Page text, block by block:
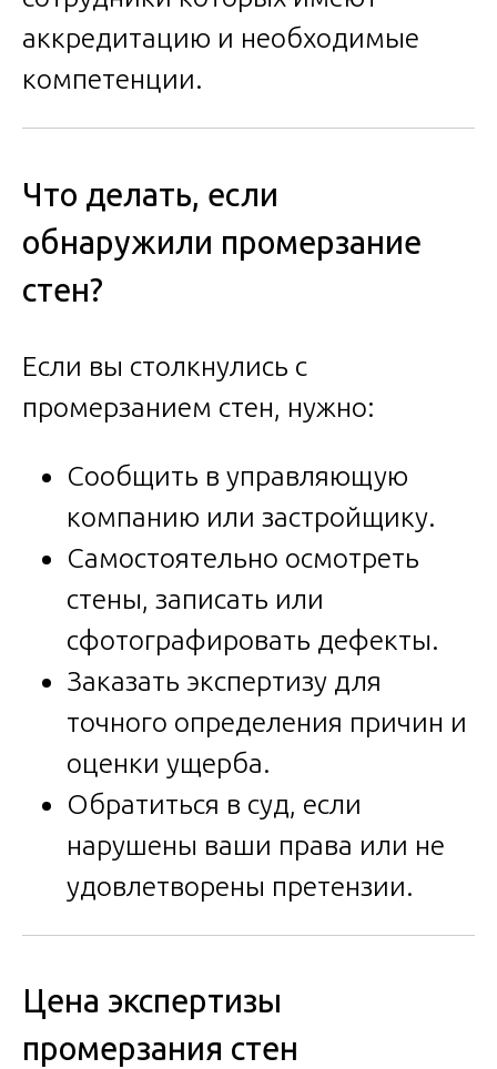
аккредитацию и необходимые
компетенции.
Что делать, если
обнаружили промерзание
стен?
Если вы столкнулись с
промерзанием стен, нужно:
Сообщить в управляющую
компанию или застройщику.
Самостоятельно осмотреть
стены, записать или
сфотографировать дефекты.
Заказать экспертизу для
точного определения причин и
оценки ущерба.
Обратиться в суд, если
нарушены ваши права или не
удовлетворены претензии.
Цена экспертизы
промерзания стен